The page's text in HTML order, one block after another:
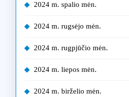
2024 m. spalio mėn.
2024 m. rugsėjo mėn.
2024 m. rugpjūčio mėn.
2024 m. liepos mėn.
2024 m. birželio mėn.